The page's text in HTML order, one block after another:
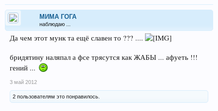
МИМА ГОГА
наблюдаю ...
Да чем этот мунк та ещё славен то ??? ....
бридятину наляпал а фсе трясутся как ЖАБЫ ... афуеть !!!
гений ...
3 май 2012
2 пользователям это понравилось.